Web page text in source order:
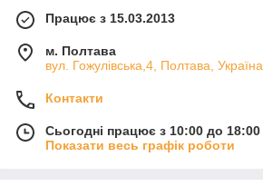
Працює з 15.03.2013
м. Полтава
вул. Гожулівська,4, Полтава, Україна
Контакти
Сьогодні працює з 10:00 до 18:00
Показати весь графік роботи